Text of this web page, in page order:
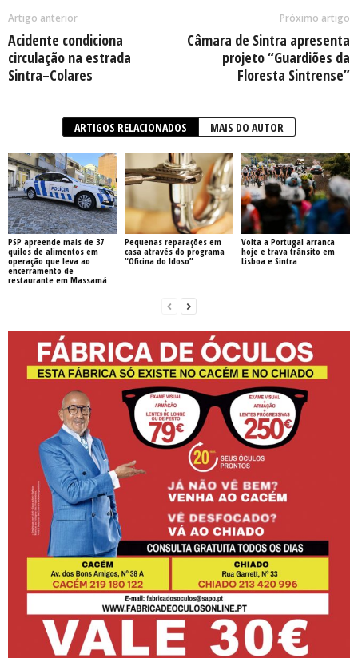
Artigo anterior
Acidente condiciona
circulação na estrada
Sintra–Colares
Próximo artigo
Câmara de Sintra apresenta
projeto “Guardiões da
Floresta Sintrense”
ARTIGOS RELACIONADOS MAIS DO AUTOR
PSP apreende mais de 37
quilos de alimentos em
operação que leva ao
encerramento de
restaurante em Massamá
Pequenas reparações em
casa através do programa
“Oficina do Idoso”
Volta a Portugal arranca
hoje e trava trânsito em
Lisboa e Sintra